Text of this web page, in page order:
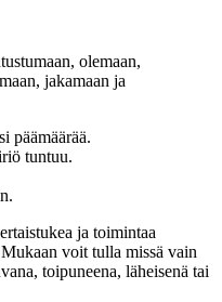
olemaan,
jakamaan ja
päämäärää.
tuntuu.
ja toimintaa
voit tulla missä vain
toipuneena, läheisenä tai